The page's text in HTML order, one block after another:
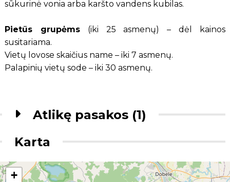
sūkurinė vonia arba karšto vandens kubilas.
Pietūs grupėms(iki 25 asmenų) – dėl kainos
susitariama.
Vietų lovose skaičius name – iki 7 asmenų.
Palapinių vietų sode – iki 30 asmenų.
Atlikę pasakos (1)
Karta
+